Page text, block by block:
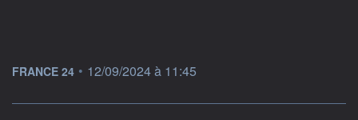
information fournie par
FRANCE 24 • 12/09/2024 à 11:45